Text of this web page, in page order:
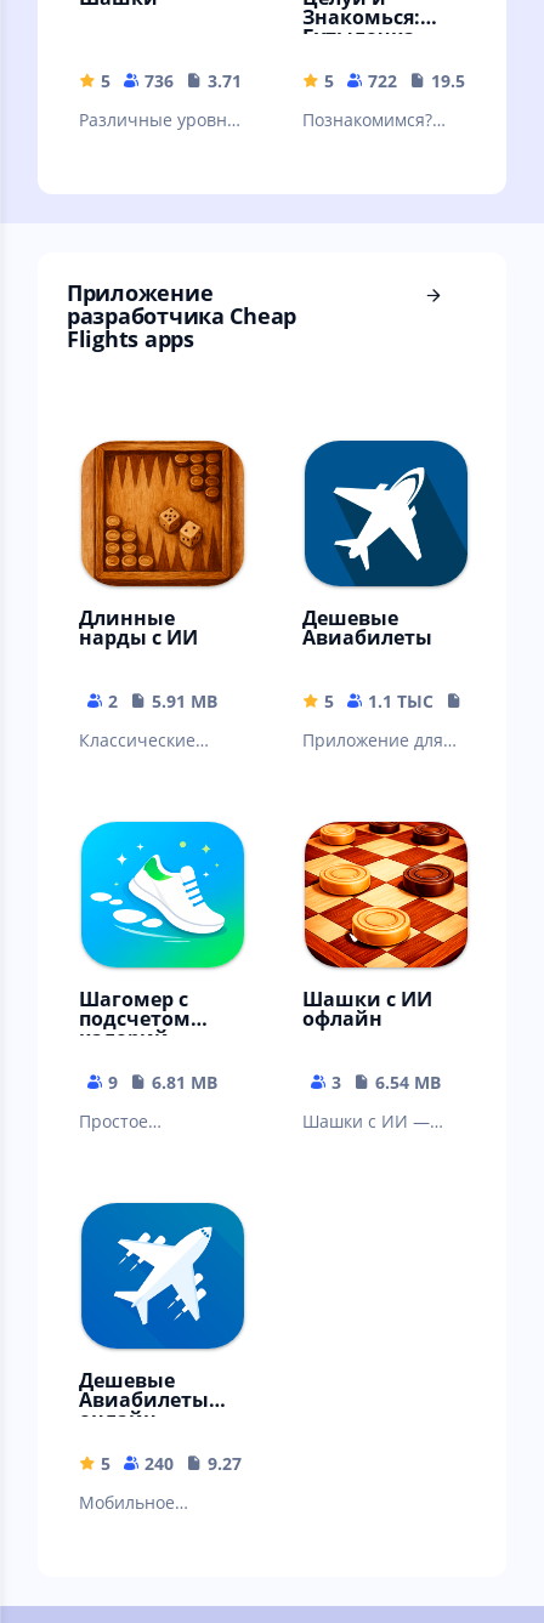
5 736
3.71 MB
Различные уровни
Знакомься:
Бутылочка
5 722
19.57 MB
Познакомимся?
Приложение
разработчика Cheap
Flights apps
Длинные
нарды с ИИ
2
5.91 MB
Классические
Дешевые
Авиабилеты
5 1.1 ТЫС
Приложение для
авиабилеты
Шагомер с
подсчетом
калорий
9
6.81 MB
Простое
подсчета шагов
при ходьбе
Шашки с ИИ
офлайн
3
6.54 MB
Шашки с ИИ —
Дешевые
Авиабилеты
онлайн
5 240
9.27 MB
Мобильное
авиабилетов